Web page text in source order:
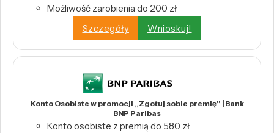
Możliwość zarobienia do 200 zł
Szczegóły
Wnioskuj!
Konto Osobiste w promocji „Zgotuj sobie premię” | Bank
BNP Paribas
Konto osobiste z premią do 580 zł